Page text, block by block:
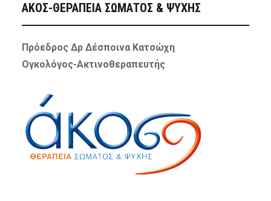
ΑΚΟΣ-ΘΕΡΑΠΕΙΑ ΣΩΜΑΤΟΣ & ΨΥΧΗΣ
Πρόεδρος Δρ Δέσποινα Κατσώχη
Ογκολόγος-Ακτινοθεραπευτής